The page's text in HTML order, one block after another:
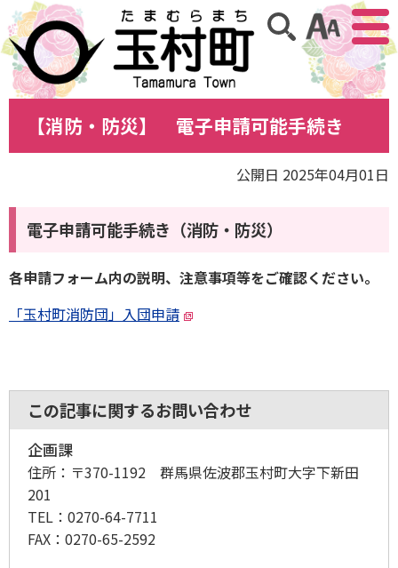
アクセ
サイト内検索
【消防・防災】 電子申請可能手続き
公開日 2025年04月01日
電子申請可能手続き（消防・防災）
各申請フォーム内の説明、注意事項等をご確認ください。
「玉村町消防団」入団申請
この記事に関するお問い合わせ
企画課
住所： 〒370-1192 群馬県佐波郡玉村町大字下新田
201
TEL： 0270-64-7711
FAX： 0270-65-2592